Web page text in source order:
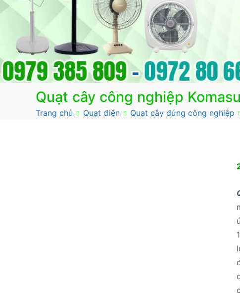
Quạt cây công nghiệp
Trang chủ Quạt điện Quạt cây đứng công nghiệp